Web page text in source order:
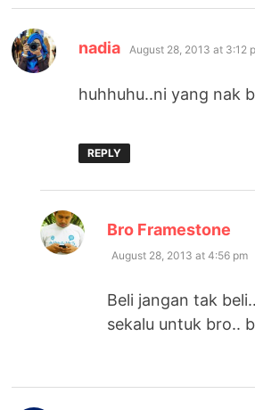
nadia says:
August 28, 2013 at 3:12
huhhuhu..ni yang nak
REPLY
Bro Framestone
August 28, 2013 at 4:56 pm
Beli jangan tak
sekalu untuk bro..